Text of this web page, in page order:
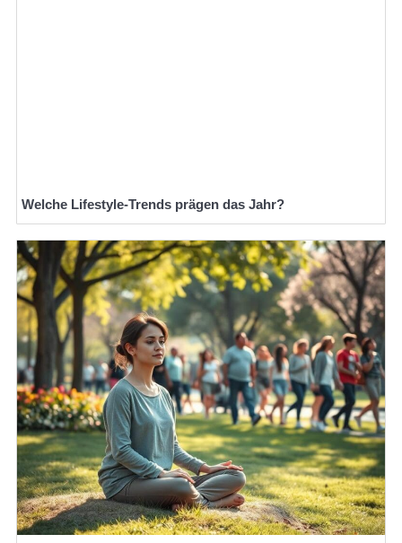
Welche Lifestyle-Trends prägen das Jahr?